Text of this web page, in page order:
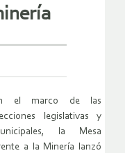
el marco de las
legislativas y
la Mesa
a la Minería lanzó